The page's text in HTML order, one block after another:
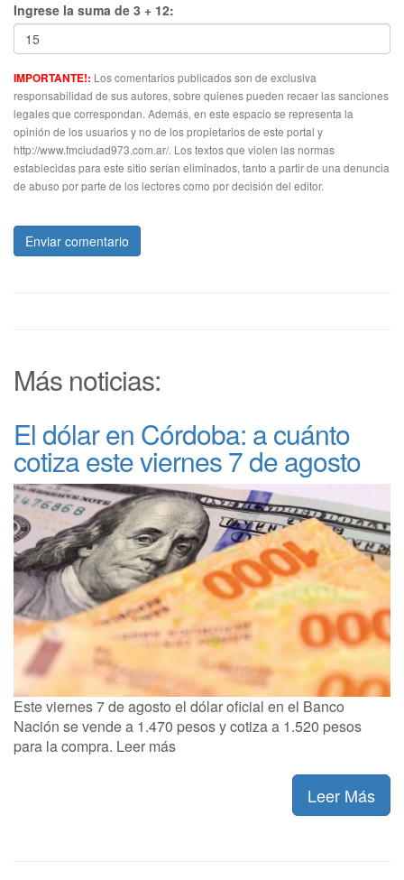
Ingrese la suma de 3 + 12:
IMPORTANTE!: Los comentarios publicados son de exclusiva
responsabilidad de sus autores, sobre quienes pueden recaer las sanciones
legales que correspondan. Además, en este espacio se representa la
opinión de los usuarios y no de los propietarios de este portal y
http://www.fmciudad973.com.ar/. Los textos que violen las normas
establecidas para este sitio serían eliminados, tanto a partir de una denuncia
de abuso por parte de los lectores como por decisión del editor.
Enviar comentario
Más noticias:
El dólar en Córdoba: a cuánto
cotiza este viernes 7 de agosto
Este viernes 7 de agosto el dólar oficial en el Banco
Nación se vende a 1.470 pesos y cotiza a 1.520 pesos
para la compra. Leer más
Leer Más